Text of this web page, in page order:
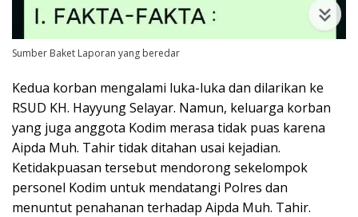
Sumber Baket Laporan yang beredar
‎Kedua korban mengalami luka-luka dan dilarikan ke
RSUD KH. Hayyung Selayar. Namun, keluarga korban
yang juga anggota Kodim merasa tidak puas karena
Aipda Muh. Tahir tidak ditahan usai kejadian.
Ketidakpuasan tersebut mendorong sekelompok
personel Kodim untuk mendatangi Polres dan
menuntut penahanan terhadap Aipda Muh. Tahir.